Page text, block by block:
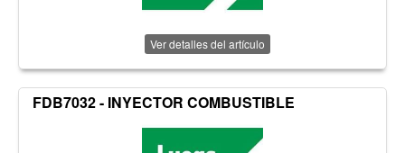
Ver detalles del artículo
FDB7032 - INYECTOR COMBUSTIBLE